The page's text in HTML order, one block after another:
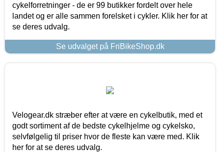
cykelforretninger - de er 99 butikker fordelt over hele
landet og er alle sammen forelsket i cykler. Klik her for at
se deres udvalg.
Se udvalget på FriBikeShop.dk
Velogear.dk stræber efter at være en cykelbutik, med et
godt sortiment af de bedste cykelhjelme og cykelsko,
selvfølgelig til priser hvor de fleste kan være med. Klik
her for at se deres udvalg.